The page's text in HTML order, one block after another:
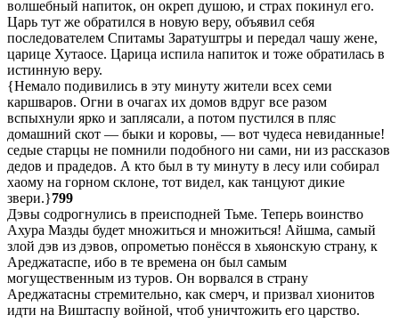
волшебный напиток, он окреп душою, и страх покинул его.
Царь тут же обратился в новую веру, объявил себя
последователем Спитамы Заратуштры и передал чашу жене,
царице Хутаосе. Царица испила напиток и тоже обратилась в
истинную веру.
{Немало подивились в эту минуту жители всех семи
каршваров. Огни в очагах их домов вдруг все разом
вспыхнули ярко и заплясали, а потом пустился в пляс
домашний скот — быки и коровы, — вот чудеса невиданные!
седые старцы не помнили подобного ни сами, ни из рассказов
дедов и прадедов. А кто был в ту минуту в лесу или собирал
хаому на горном склоне, тот видел, как танцуют дикие
звери.}799
Дэвы содрогнулись в преисподней Тьме. Теперь воинство
Ахура Мазды будет множиться и множиться! Айшма, самый
злой дэв из дэвов, опрометью понёсся в хьяонскую страну, к
Ареджатаспе, ибо в те времена он был самым
могущественным из туров. Он ворвался в страну
Ареджатасны стремительно, как смерч, и призвал хионитов
идти на Виштаспу войной, чтоб уничтожить его царство.